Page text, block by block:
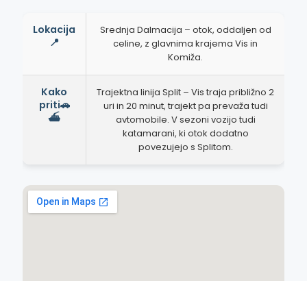
Lokacija
📍
Srednja Dalmacija – otok, oddaljen od
celine, z glavnima krajema Vis in
Komiža.
Kako
priti🚗
⛴️
Trajektna linija Split – Vis traja približno 2
uri in 20 minut, trajekt pa prevaža tudi
avtomobile. V sezoni vozijo tudi
katamarani, ki otok dodatno
povezujejo s Splitom.